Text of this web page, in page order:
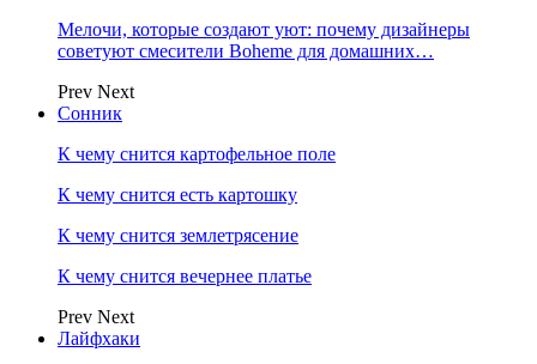
Мелочи, которые создают уют: почему дизайнеры
советуют смесители Boheme для домашних…
Prev Next
Сонник
К чему снится картофельное поле
К чему снится есть картошку
К чему снится землетрясение
К чему снится вечернее платье
Prev Next
Лайфхаки